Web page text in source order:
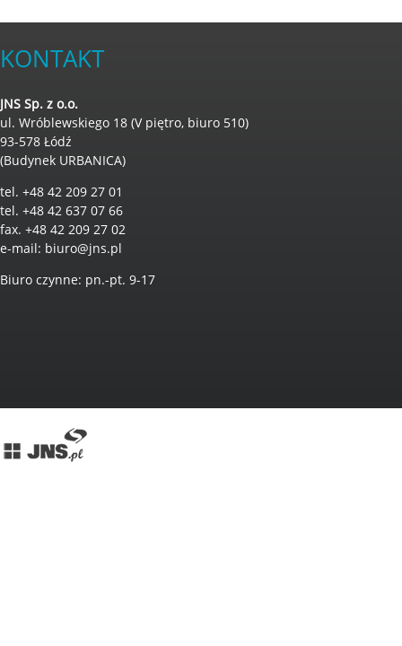
KONTAKT
JNS Sp. z o.o.
ul. Wróblewskiego 18 (V piętro, biuro 510)
93-578 Łódź
(Budynek URBANICA)
tel. +48 42 209 27 01
tel. +48 42 637 07 66
fax. +48 42 209 27 02
e-mail: biuro@jns.pl
Biuro czynne: pn.-pt. 9-17